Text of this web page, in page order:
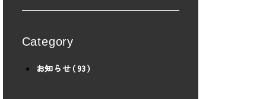
Category
お知らせ（93）